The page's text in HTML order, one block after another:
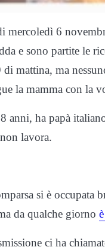
mercoledì 6
e sono partite le
mattina, ma
la mamma con la
anni, ha papà
lavora.
si è occupata
da qualche giorno
ci ha